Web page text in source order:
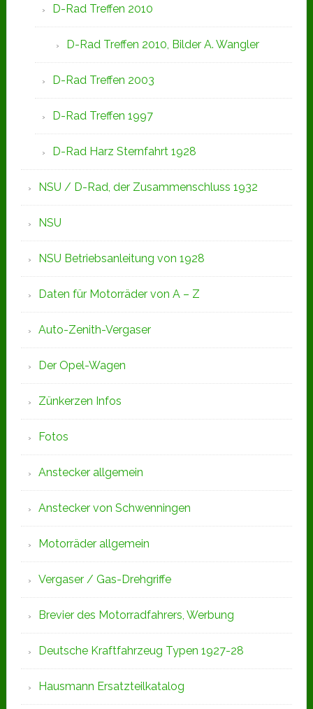
D-Rad Treffen 2010
D-Rad Treffen 2010, Bilder A. Wangler
D-Rad Treffen 2003
D-Rad Treffen 1997
D-Rad Harz Sternfahrt 1928
NSU / D-Rad, der Zusammenschluss 1932
NSU
NSU Betriebsanleitung von 1928
Daten für Motorräder von A – Z
Auto-Zenith-Vergaser
Der Opel-Wagen
Zünkerzen Infos
Fotos
Anstecker allgemein
Anstecker von Schwenningen
Motorräder allgemein
Vergaser / Gas-Drehgriffe
Brevier des Motorradfahrers, Werbung
Deutsche Kraftfahrzeug Typen 1927-28
Hausmann Ersatzteilkatalog